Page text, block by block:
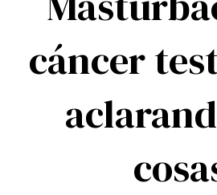
cáncer